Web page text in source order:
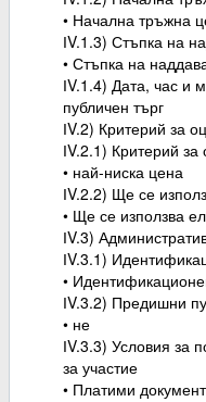
• Начална тръжна
ІV.1.3) Стъпка на
• Стъпка на
ІV.1.4) Дата, час и
публичен търг
ІV.2) Критерий за
ІV.2.1) Критерий
• най-ниска цена
ІV.2.2) Ще се
• Ще се използва
ІV.3)
ІV.3.1)
•
ІV.3.2) Предишни
• не
ІV.3.3) Условия за
за участие
• Платими